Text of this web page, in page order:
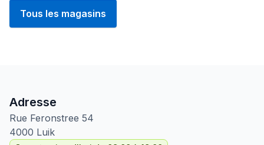
Tous les magasins
Adresse
Rue Feronstree 54
4000 Luik